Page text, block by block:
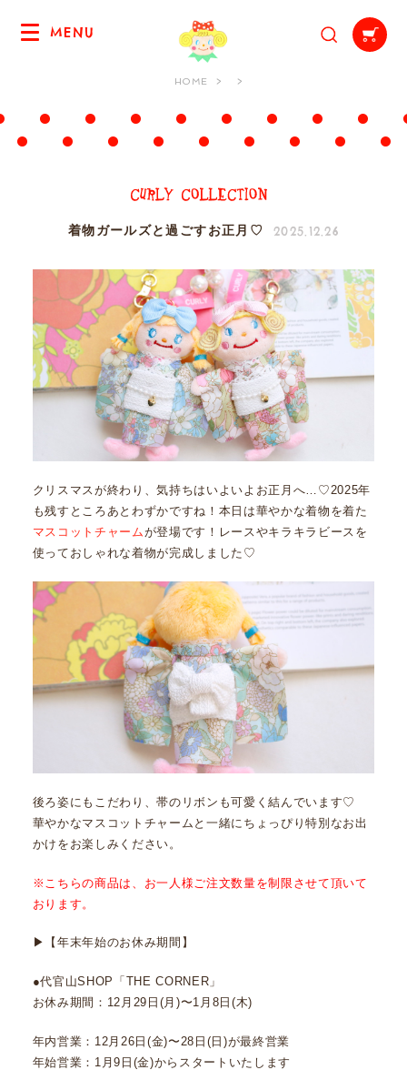
MENU
HOME
着物ガールズと過ごすお正月♡ 2025.12.26
クリスマスが終わり、気持ちはいよいよお正月へ…♡2025年
も残すところあとわずかですね！本日は華やかな着物を着た
マスコットチャームが登場です！レースやキラキラビースを
使っておしゃれな着物が完成しました♡
後ろ姿にもこだわり、帯のリボンも可愛く結んでいます♡
華やかなマスコットチャームと一緒にちょっぴり特別なお出
かけをお楽しみください。
※こちらの商品は、お一人様ご注文数量を制限させて頂いて
おります。
▶︎【年末年始のお休み期間】
●代官山SHOP「THE CORNER」
お休み期間：12月29日(月)〜1月8日(木)
年内営業：12月26日(金)〜28日(日)が最終営業
年始営業：1月9日(金)からスタートいたします